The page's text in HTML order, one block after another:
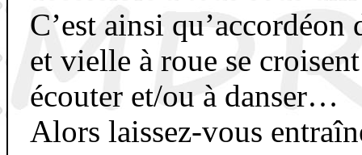
C’est ainsi
et vielle à roue se
écouter et/ou à danser…
Alors laissez-vous